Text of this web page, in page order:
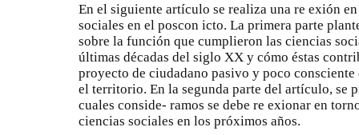
En el siguiente artículo se realiza una re exión
sociales en el poscon icto. La primera parte
sobre la función que cumplieron las ciencias
últimas décadas del siglo XX y cómo éstas
proyecto de ciudadano pasivo y poco consciente
el territorio. En la segunda parte del artículo, se
cuales conside- ramos se debe re exionar en
ciencias sociales en los próximos años.